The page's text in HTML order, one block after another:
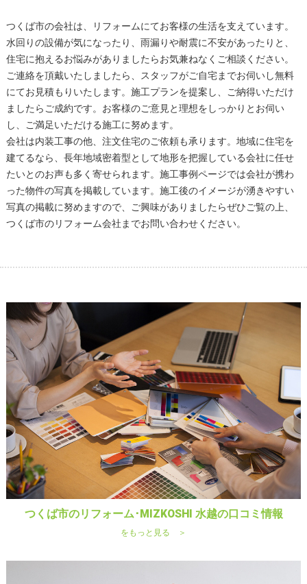
つくば市の会社は、リフォームにてお客様の生活を支えています。
水回りの設備が気になったり、雨漏りや耐震に不安があったりと、
住宅に抱えるお悩みがありましたらお気兼ねなくご相談ください。
ご連絡を頂戴いたしましたら、スタッフがご自宅までお伺いし無料
にてお見積もりいたします。施工プランを提案し、ご納得いただけ
ましたらご成約です。お客様のご意見と理想をしっかりとお伺い
し、ご満足いただける施工に努めます。
会社は内装工事の他、注文住宅のご依頼も承ります。地域に住宅を
建てるなら、長年地域密着型として地形を把握している会社に任せ
たいとのお声も多く寄せられます。施工事例ページでは会社が携わ
った物件の写真を掲載しています。施工後のイメージが湧きやすい
写真の掲載に努めますので、ご興味がありましたらぜひご覧の上、
つくば市のリフォーム会社までお問い合わせください。
つくば市のリフォーム･MIZKOSHI 水越の口コミ情報
をもっと見る ＞